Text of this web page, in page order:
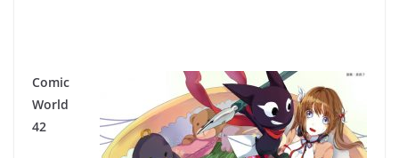
Comic
World
42